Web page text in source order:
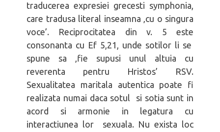
traducerea expresiei grecesti symphonia,
care tradusa literal inseamna ‚cu o singura
voce’. Reciprocitatea din v. 5 este
consonanta cu Ef 5,21, unde sotilor li se
spune sa ‚fie supusi unul altuia cu
reverenta pentru Hristos’ RSV.
Sexualitatea maritala autentica poate fi
realizata numai daca sotul si sotia sunt in
acord si armonie in legatura cu
interactiunea lor sexuala. Nu exista loc